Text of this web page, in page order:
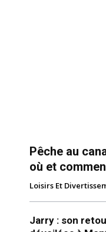
Pêche au
où et
Loisirs Et
Jarry : son